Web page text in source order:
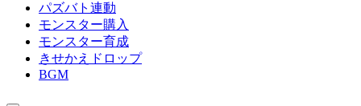
パズバト連動
モンスター購入
モンスター育成
きせかえドロップ
BGM